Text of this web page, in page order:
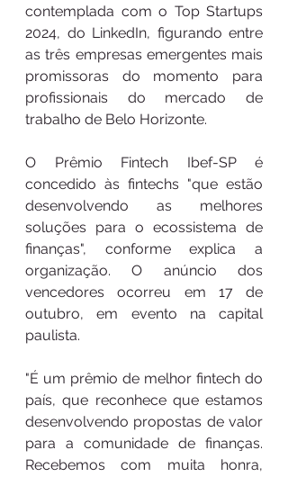
contemplada com o Top Startups
2024, do LinkedIn, figurando entre
as três empresas emergentes mais
promissoras do momento para
profissionais do mercado de
trabalho de Belo Horizonte.
O Prêmio Fintech Ibef-SP é
concedido às fintechs "que estão
desenvolvendo as melhores
soluções para o ecossistema de
finanças", conforme explica a
organização. O anúncio dos
vencedores ocorreu em 17 de
outubro, em evento na capital
paulista.
"É um prêmio de melhor fintech do
país, que reconhece que estamos
desenvolvendo propostas de valor
para a comunidade de finanças.
Recebemos com muita honra,